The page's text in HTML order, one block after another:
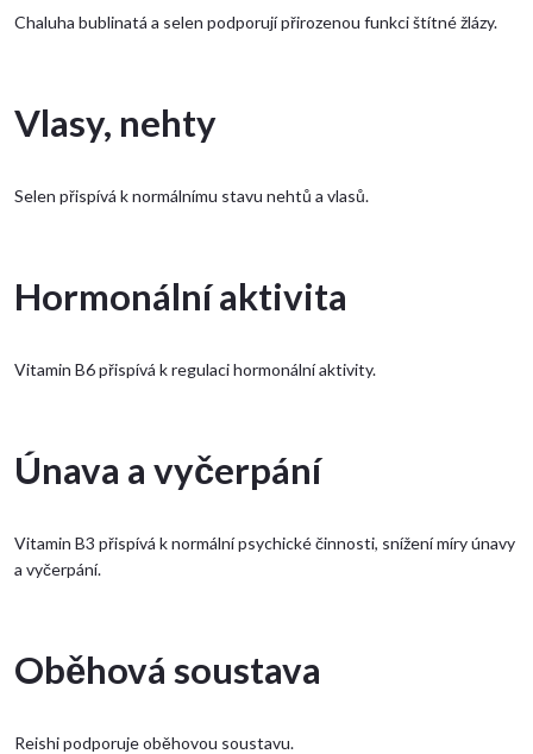
Chaluha bublinatá a selen podporují přirozenou funkci štítné žlázy.
Vlasy, nehty
Selen přispívá k normálnímu stavu nehtů a vlasů.
Hormonální aktivita
Vitamin B6 přispívá k regulaci hormonální aktivity.
Únava a vyčerpání
Vitamin B3 přispívá k normální psychické činnosti, snížení míry únavy
a vyčerpání.
Oběhová soustava
Reishi podporuje oběhovou soustavu.